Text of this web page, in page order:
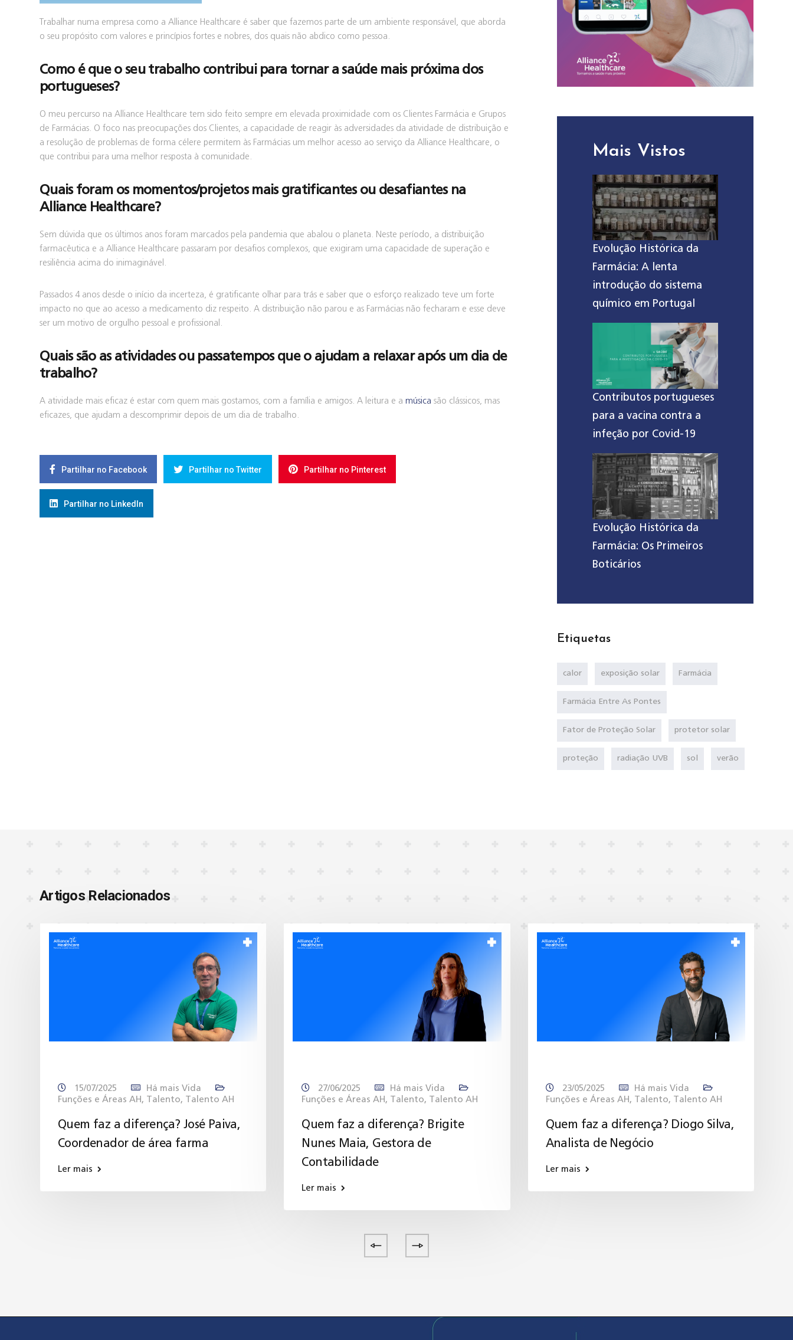
Trabalhar numa empresa como a Alliance Healthcare é saber que fazemos parte de um ambiente responsável, que aborda
o seu propósito com valores e princípios fortes e nobres, dos quais não abdico como pessoa.
Como é que o seu trabalho contribui para tornar a saúde mais próxima dos
portugueses?
O meu percurso na Alliance Healthcare tem sido feito sempre em elevada proximidade com os Clientes Farmácia e Grupos
de Farmácias. O foco nas preocupações dos Clientes, a capacidade de reagir às adversidades da atividade de distribuição e
a resolução de problemas de forma célere permitem às Farmácias um melhor acesso ao serviço da Alliance Healthcare, o
que contribui para uma melhor resposta à comunidade.
Quais foram os momentos/projetos mais gratificantes ou desafiantes na
Alliance Healthcare?
Sem dúvida que os últimos anos foram marcados pela pandemia que abalou o planeta. Neste período, a distribuição
farmacêutica e a Alliance Healthcare passaram por desafios complexos, que exigiram uma capacidade de superação e
resiliência acima do inimaginável.
Passados 4 anos desde o início da incerteza, é gratificante olhar para trás e saber que o esforço realizado teve um forte
impacto no que ao acesso a medicamento diz respeito. A distribuição não parou e as Farmácias não fecharam e esse deve
ser um motivo de orgulho pessoal e profissional.
Quais são as atividades ou passatempos que o ajudam a relaxar após um dia de
trabalho?
A atividade mais eficaz é estar com quem mais gostamos, com a família e amigos. A leitura e a música são clássicos, mas
eficazes, que ajudam a descomprimir depois de um dia de trabalho.
Partilhar no Facebook Partilhar no Twitter Partilhar no Pinterest
Partilhar no LinkedIn
Mais Vistos
Evolução Histórica da
Farmácia: A lenta
introdução do sistema
químico em Portugal
Contributos portugueses
para a vacina contra a
infeção por Covid-19
Evolução Histórica da
Farmácia: Os Primeiros
Boticários
Etiquetas
calor exposição solar Farmácia
Farmácia Entre As Pontes
Fator de Proteção Solar protetor solar
proteção radiação UVB sol verão
Artigos Relacionados
15/07/2025
Há mais Vida
Funções e Áreas AH , Talento, Talento AH
Quem faz a diferença? José Paiva,
Coordenador de área farma
Ler mais
27/06/2025
Há mais Vida
Funções e Áreas AH , Talento, Talento AH
Quem faz a diferença? Brigite
Nunes Maia, Gestora de
Contabilidade
Ler mais
23/05/2025
Há mais Vida
Funções e Áreas AH , Talento, Talento AH
Quem faz a diferença? Diogo Silva,
Analista de Negócio
Ler mais